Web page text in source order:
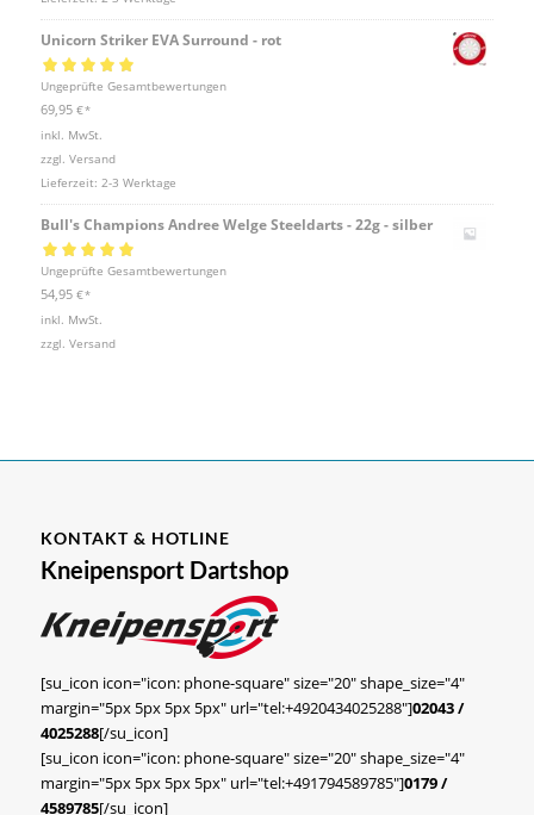
Unicorn Striker EVA Surround - rot
Bewertet mit
5.00von 5
Ungeprüfte Gesamtbewertungen
69,95 €*
inkl. MwSt.
zzgl. Versand
Lieferzeit: 2-3 Werktage
Bull's Champions Andree Welge Steeldarts - 22g - silber
Bewertet mit
5.00von 5
Ungeprüfte Gesamtbewertungen
54,95 €*
inkl. MwSt.
zzgl. Versand
KONTAKT & HOTLINE
Kneipensport Dartshop
[su_icon icon="icon: phone-square" size="20" shape_size="4"
margin="5px 5px 5px 5px" url="tel:+4920434025288"]02043 /
4025288[/su_icon]
[su_icon icon="icon: phone-square" size="20" shape_size="4"
margin="5px 5px 5px 5px" url="tel:+491794589785"]0179 /
4589785[/su_icon]